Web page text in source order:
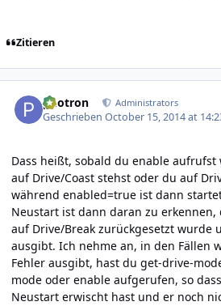
Zitieren
photron Administrators
GeschriebenOctober 15, 2014 at
Dass heißt, sobald du enable aufrufst
auf Drive/Coast stehst oder du auf
während enabled=true ist dann
Neustart ist dann daran zu erkennen,
auf Drive/Break zurückgesetzt wurde
ausgibt. Ich nehme an, in den Fällen
Fehler ausgibt, hast du get-drive-
mode oder enable aufgerufen, so
Neustart erwischt hast und er noch